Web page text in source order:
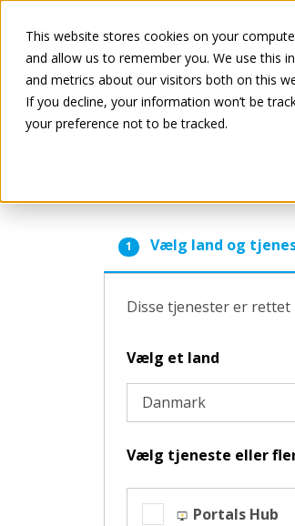
This website stores cookies on your
and allow us to remember you. We use this
and metrics about our visitors both on this
If you decline, your information won’t be
your preference not to be tracked.
1 Vælg land og
Disse tjenester er
Vælg et land
Vælg tjeneste eller
Portals Hub